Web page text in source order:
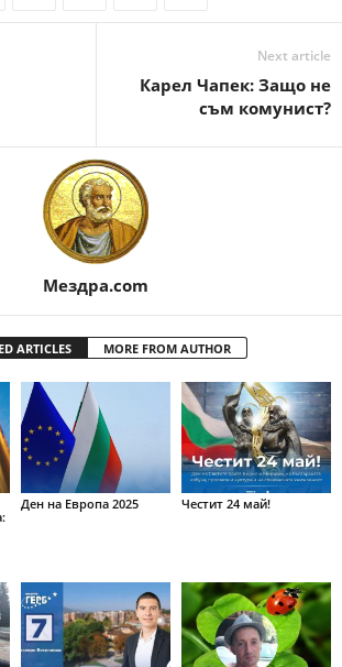
Next article
Карел Чапек: Защо не
съм комунист?
Мездра.com
ARTICLES MORE FROM AUTHOR
Ден на Европа 2025 Честит 24 май!